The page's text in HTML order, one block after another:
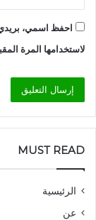
احفظ اسمي، بريدي
لاستخدامها المرة
MUST READ
الرئيسية
عن